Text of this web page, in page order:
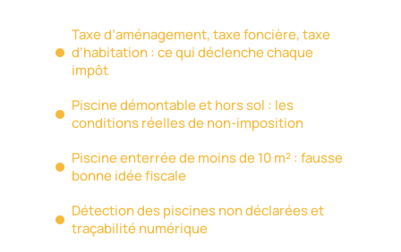
Taxe d’aménagement, taxe foncière, taxe
d’habitation : ce qui déclenche chaque
impôt
Piscine démontable et hors sol : les
conditions réelles de non-imposition
Piscine enterrée de moins de 10 m² : fausse
bonne idée fiscale
Détection des piscines non déclarées et
traçabilité numérique